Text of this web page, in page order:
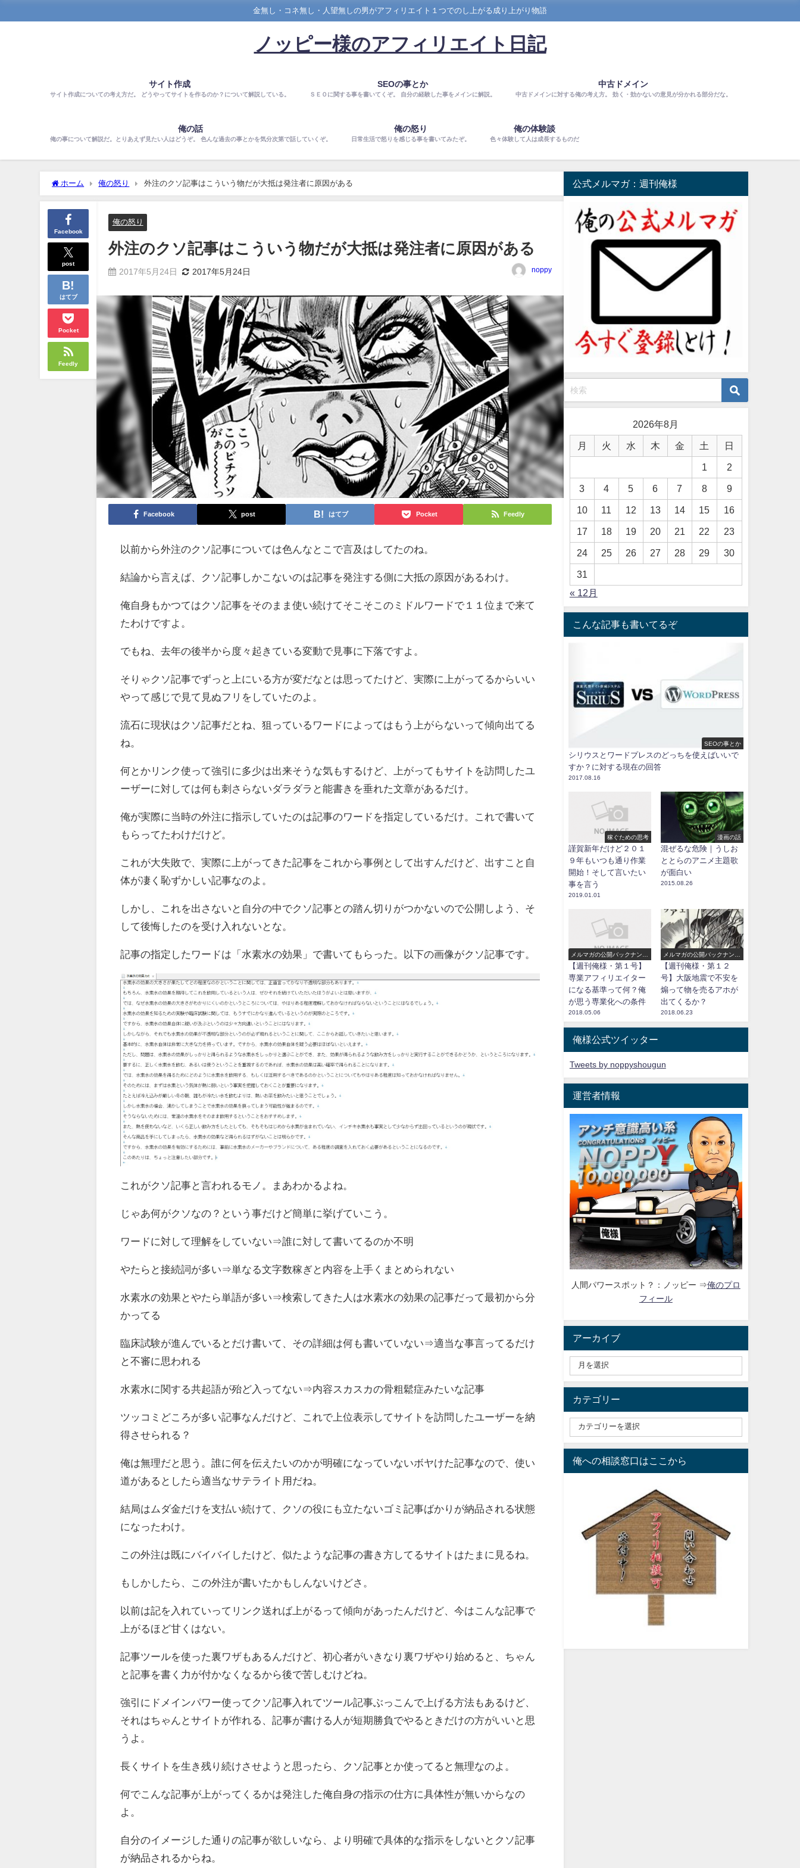
金無し・コネ無し・人望無しの男がアフィリエイト１つでのし上がる成り上がり物語
ノッピー様のアフィリエイト日記
サイト作成
サイト作成についての考え方だ。 どうやってサイトを作るのか？について解説している。
SEOの事とか
ＳＥＯに関する事を書いてくぞ。 自分の経験した事をメインに解説。
中古ドメイン
中古ドメインに対する俺の考え方。 効く・効かないの意見が分かれる部分だな。
俺の話
俺の事について解説だ。とりあえず見たい人はどうぞ。 色んな過去の事とかを気分次第で話していくぞ。
俺の怒り
日常生活で怒りを感じる事を書いてみたぞ。
俺の体験談
色々体験して人は成長するものだ
ホーム 俺の怒り 外注のクソ記事はこういう物だが大抵は発注者に原因がある
Facebook
post
はてブ
Pocket
Feedly
俺の怒り
外注のクソ記事はこういう物だが大抵は発注者に原因がある
2017年5月24日 2017年5月24日 noppy
Facebook post はてブ Pocket Feedly
以前から外注のクソ記事については色んなとこで言及はしてたのね。
結論から言えば、クソ記事しかこないのは記事を発注する側に大抵の原因があるわけ。
俺自身もかつてはクソ記事をそのまま使い続けてそこそこのミドルワードで１１位まで来て
たわけですよ。
でもね、去年の後半から度々起きている変動で見事に下落ですよ。
そりゃクソ記事でずっと上にいる方が変だなとは思ってたけど、実際に上がってるからいい
やって感じで見て見ぬフリをしていたのよ。
流石に現状はクソ記事だとね、狙っているワードによってはもう上がらないって傾向出てる
ね。
何とかリンク使って強引に多少は出来そうな気もするけど、上がってもサイトを訪問したユ
ーザーに対しては何も刺さらないダラダラと能書きを垂れた文章があるだけ。
俺が実際に当時の外注に指示していたのは記事のワードを指定しているだけ。これで書いて
もらってたわけだけど。
これが大失敗で、実際に上がってきた記事をこれから事例として出すんだけど、出すこと自
体が凄く恥ずかしい記事なのよ。
しかし、これを出さないと自分の中でクソ記事との踏ん切りがつかないので公開しよう、そ
して後悔したのを受け入れないとな。
記事の指定したワードは「水素水の効果」で書いてもらった。以下の画像がクソ記事です。
これがクソ記事と言われるモノ。まあわかるよね。
じゃあ何がクソなの？という事だけど簡単に挙げていこう。
ワードに対して理解をしていない⇒誰に対して書いてるのか不明
やたらと接続詞が多い⇒単なる文字数稼ぎと内容を上手くまとめられない
水素水の効果とやたら単語が多い⇒検索してきた人は水素水の効果の記事だって最初から分
かってる
臨床試験が進んでいるとだけ書いて、その詳細は何も書いていない⇒適当な事言ってるだけ
と不審に思われる
水素水に関する共起語が殆ど入ってない⇒内容スカスカの骨粗鬆症みたいな記事
ツッコミどころが多い記事なんだけど、これで上位表示してサイトを訪問したユーザーを納
得させられる？
俺は無理だと思う。誰に何を伝えたいのかが明確になっていないボヤけた記事なので、使い
道があるとしたら適当なサテライト用だね。
結局はムダ金だけを支払い続けて、クソの役にも立たないゴミ記事ばかりが納品される状態
になったわけ。
この外注は既にバイバイしたけど、似たような記事の書き方してるサイトはたまに見るね。
もしかしたら、この外注が書いたかもしんないけどさ。
以前は記を入れていってリンク送れば上がるって傾向があったんだけど、今はこんな記事で
上がるほど甘くはない。
記事ツールを使った裏ワザもあるんだけど、初心者がいきなり裏ワザやり始めると、ちゃん
と記事を書く力が付かなくなるから後で苦しむけどね。
強引にドメインパワー使ってクソ記事入れてツール記事ぶっこんで上げる方法もあるけど、
それはちゃんとサイトが作れる、記事が書ける人が短期勝負でやるときだけの方がいいと思
うよ。
長くサイトを生き残り続けさせようと思ったら、クソ記事とか使ってると無理なのよ。
何でこんな記事が上がってくるかは発注した俺自身の指示の仕方に具体性が無いからなの
よ。
自分のイメージした通りの記事が欲しいなら、より明確で具体的な指示をしないとクソ記事
が納品されるからね。
公式メルマガ：週刊俺様
2026年8月
月 火 水 木 金 土 日
1 2
3 4 5 6 7 8 9
10 11 12 13 14 15 16
17 18 19 20 21 22 23
24 25 26 27 28 29 30
31
« 12月
こんな記事も書いてるぞ
SEOの事とか
シリウスとワードプレスのどっちを使えばいいで
すか？に対する現在の回答
2017.08.16
稼ぐための思考
謹賀新年だけど２０１
９年もいつも通り作業
開始！そして言いたい
事を言う
2019.01.01
漫画の話
混ぜるな危険｜うしお
ととらのアニメ主題歌
が面白い
2015.08.26
メルマガの公開バックナンバ
ー
【週刊俺様・第１号】
専業アフィリエイター
になる基準って何？俺
が思う専業化への条件
2018.05.06
メルマガの公開バックナンバ
ー
【週刊俺様・第１２
号】大阪地震で不安を
煽って物を売るアホが
出てくるか？
2018.06.23
俺様公式ツイッター
Tweets by noppyshougun
運営者情報
人間パワースポット？：ノッピー ⇒俺のプロ
フィール
アーカイブ
カテゴリー
俺への相談窓口はここから